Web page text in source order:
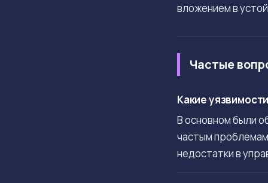
вложением в
Частые
Какие
В основном были
частым
недостатки в